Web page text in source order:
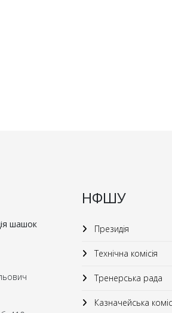
шашок
НФШУ
Президія
Технічна комісія
Тренерська рада
Казначейська